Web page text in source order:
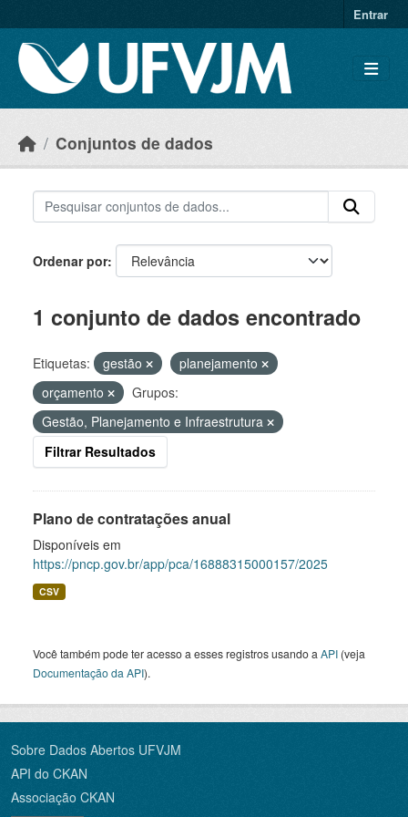
Entrar
Conjuntos de dados
Ordenar por
1 conjunto de dados encontrado
Etiquetas: gestão
planejamento
orçamento
Grupos:
Gestão, Planejamento e Infraestrutura
Filtrar Resultados
Plano de contratações anual
Disponíveis em
https://pncp.gov.br/app/pca/16888315000157/2025
CSV
Você também pode ter acesso a esses registros usando a API (veja
Documentação da API).
Sobre Dados Abertos UFVJM
API do CKAN
Associação CKAN